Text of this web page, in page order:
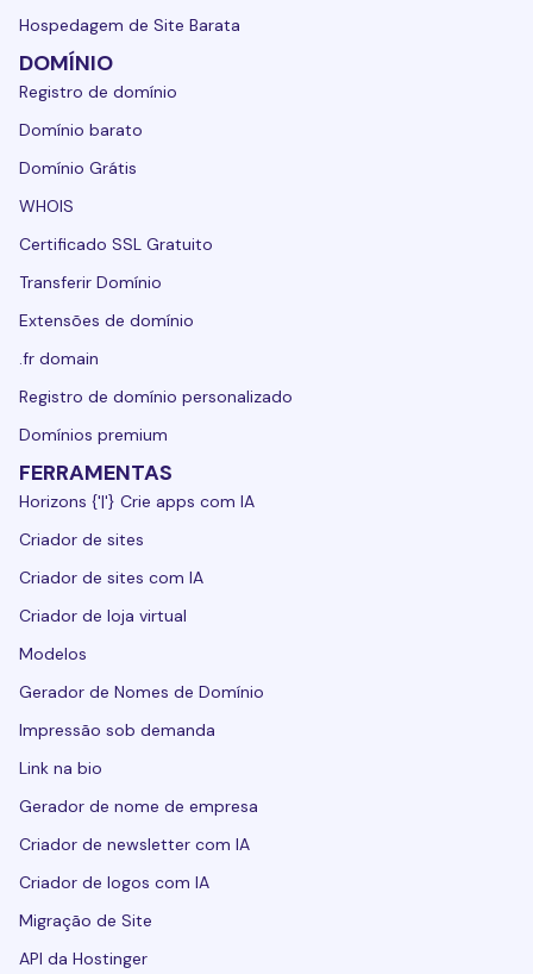
Hospedagem de Site Barata
DOMÍNIO
Registro de domínio
Domínio barato
Domínio Grátis
WHOIS
Certificado SSL Gratuito
Transferir Domínio
Extensões de domínio
.fr domain
Registro de domínio personalizado
Domínios premium
FERRAMENTAS
Horizons {'|'} Crie apps com IA
Criador de sites
Criador de sites com IA
Criador de loja virtual
Modelos
Gerador de Nomes de Domínio
Impressão sob demanda
Link na bio
Gerador de nome de empresa
Criador de newsletter com IA
Criador de logos com IA
Migração de Site
API da Hostinger